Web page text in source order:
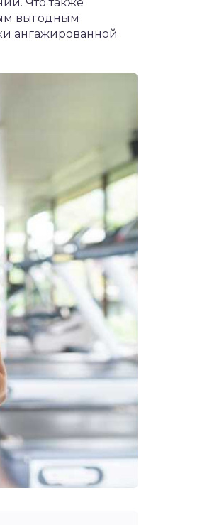
выгодным
ангажированной